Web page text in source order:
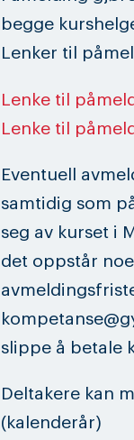
begge
Lenker til
Lenke til
Lenke til
Eventuell
samtidig som
seg av kurset i
det oppstår
slippe å betale
Deltakere kan
(kalenderår)